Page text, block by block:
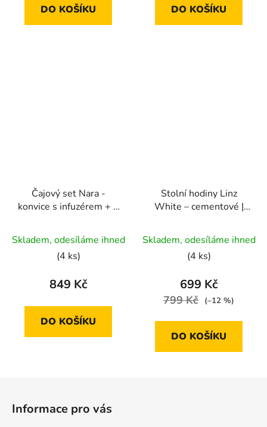
DO KOŠÍKU DO KOŠÍKU
Čajový set Nara -
konvice s infuzérem + 3
Skladem, odesíláme ihned
(4 ks)
849 Kč
DO KOŠÍKU
Stolní hodiny Linz
White – cementové |
Skladem, odesíláme ihned
(4 ks)
699 Kč
799 Kč (–12 %)
DO KOŠÍKU
Informace pro vás